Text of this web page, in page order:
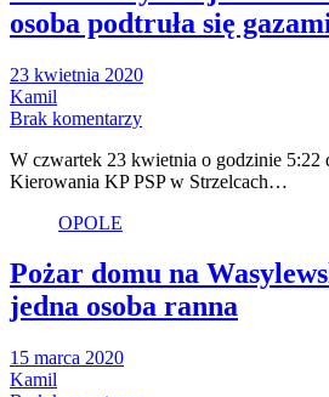
osoba podtruła się
23 kwietnia 2020
Kamil
Brak komentarzy
W czwartek 23 kwietnia o godzinie 5:22
Kierowania KP PSP w Strzelcach…
OPOLE
Pożar domu na
jedna osoba ranna
15 marca 2020
Kamil